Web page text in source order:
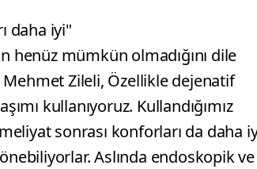
daha iyi"
henüz mümkün olmadığını dile
Zileli, Özellikle dejenatif
kullanıyoruz. Kullandığımız
sonrası konforları da daha
Aslında endoskopik ve